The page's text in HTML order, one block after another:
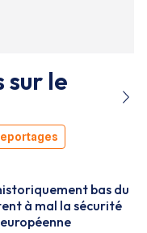
sur le
bas du
à mal la sécurité